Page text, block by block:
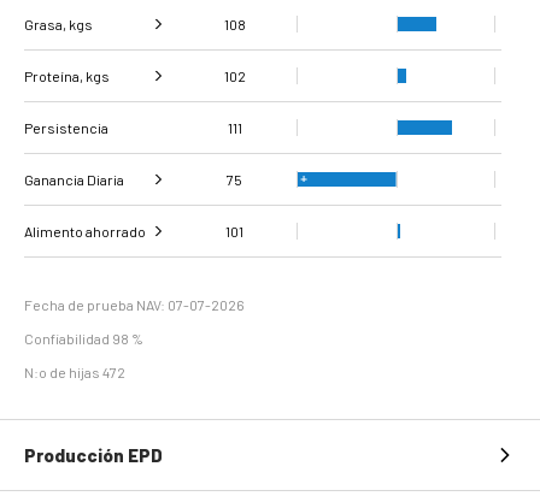
Grasa, kgs 108
Grasa % 111
Proteína, kgs 102
Proteína % 105
Persistencia 111
Ganancia Diaria 75
peso
69
carcasa
88
Alimento ahorrado 101
Fecha de prueba NAV: 07-07-2026
Confiabilidad 98 %
N:o de hijas 472
Producción EPD